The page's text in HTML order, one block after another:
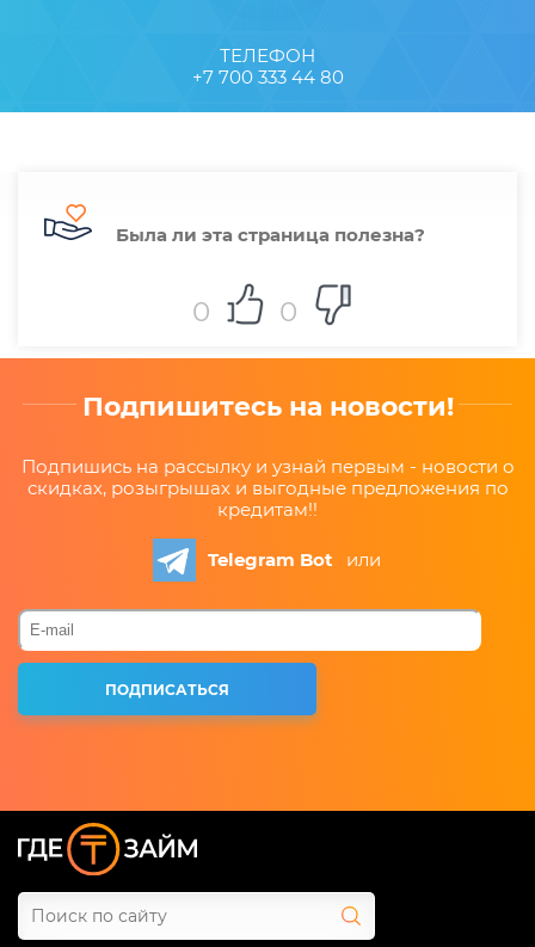
ТЕЛЕФОН
+7 700 333 44 80
Была ли эта страница полезна?
0 0
Подпишитесь на новости!
Подпишись на рассылку и узнай первым - новости о
скидках, розыгрышах и выгодные предложения по
кредитам!!
Telegram Bot или